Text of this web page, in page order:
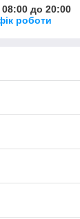
до 20:00
роботи